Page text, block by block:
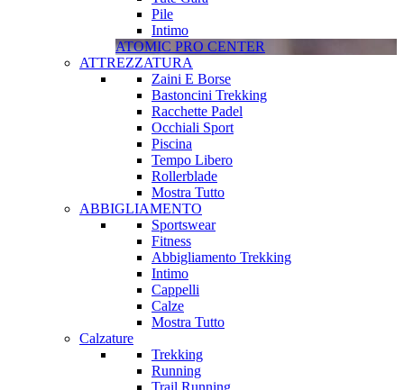
Pile
Intimo
ATOMIC PRO CENTER
ATTREZZATURA
Zaini E Borse
Bastoncini Trekking
Racchette Padel
Occhiali Sport
Piscina
Tempo Libero
Rollerblade
Mostra Tutto
ABBIGLIAMENTO
Sportswear
Fitness
Abbigliamento Trekking
Intimo
Cappelli
Calze
Mostra Tutto
Calzature
Trekking
Running